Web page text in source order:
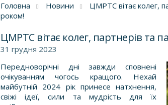
Головна Новини
ЦМРТС вітає колег,
роком!
ЦМРТС вітає колег, партнерів та
31 грудня 2023
Передноворічні дні завжди сповнені
очікуванням чогось кращого. Нехай
майбутній 2024 рік принесе натхнення,
свіжі ідеї, сили та мудрість для їх